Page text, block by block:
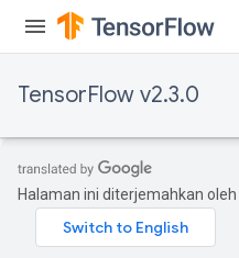
TensorFlow v2.3.0
Halaman ini diterjemahkan oleh